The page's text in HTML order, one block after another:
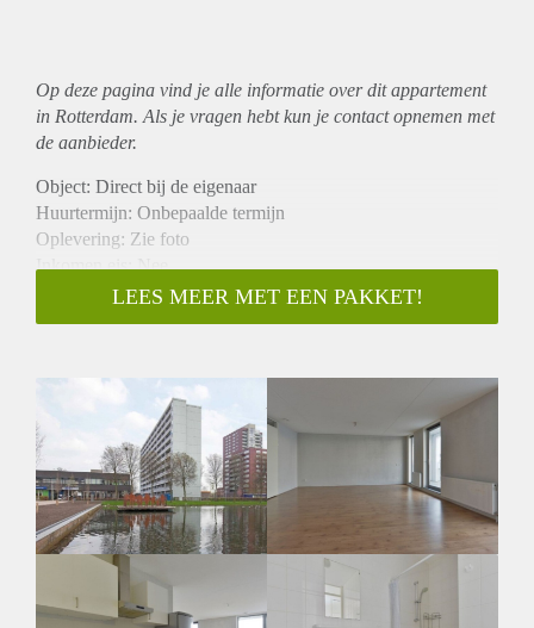
Op deze pagina vind je alle informatie over ditappartement
in Rotterdam. Als je vragen hebt kun je contact opnemen met
de aanbieder.
Object: Direct bij de eigenaar
Huurtermijn: Onbepaalde termijn
Oplevering: Zie foto
Inkomen eis: Nee
Garantiestelling mogelijk: Nee
Borg: 1 Maand
Huisdieren toegestaan: Afhankelijk van de Eigenaar
Huurtoeslag grens: Ja
Geschikt voor studenten: Afhankelijk van de Eigenaar
LEES MEER MET EEN PAKKET!